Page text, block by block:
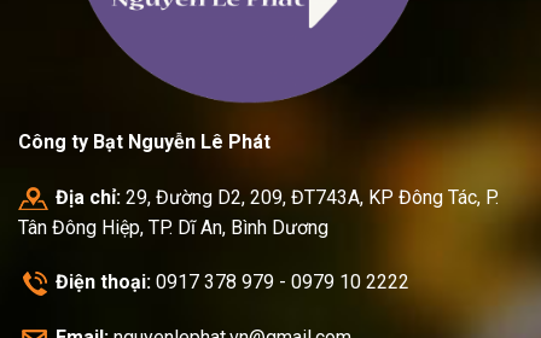
Công ty Bạt Nguyễn Lê Phát
Địa chỉ: 29, Đường D2, 209, ĐT743A, KP Đông Tác, P.
Tân Đông Hiệp, TP. Dĩ An, Bình Dương
Điện thoại: 0917 378 979 - 0979 10 2222